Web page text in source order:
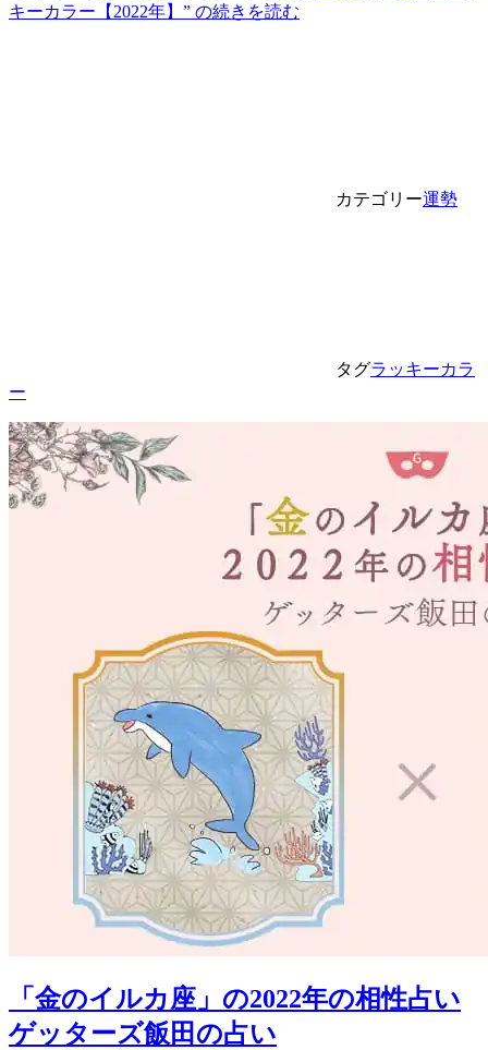
キーカラー【2022年】” の続きを読む
カテゴリー運勢
タグラッキーカラ
ー
「金のイルカ座」の2022年の相性占い
ゲッターズ飯田の占い